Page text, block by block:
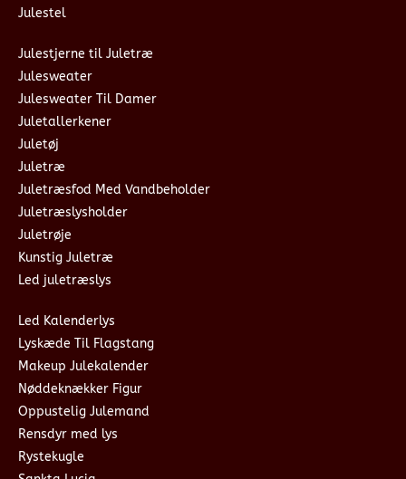
Julestel
Julestjerne til Juletræ
Julesweater
Julesweater Til Damer
Juletallerkener
Juletøj
Juletræ
Juletræsfod Med Vandbeholder
Juletræslysholder
Juletrøje
Kunstig Juletræ
Led juletræslys
Led Kalenderlys
Lyskæde Til Flagstang
Makeup Julekalender
Nøddeknækker Figur
Oppustelig Julemand
Rensdyr med lys
Rystekugle